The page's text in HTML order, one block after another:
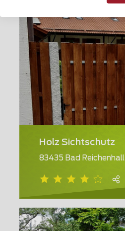
Holz Sichtschutz
83435 Bad Reichenhall